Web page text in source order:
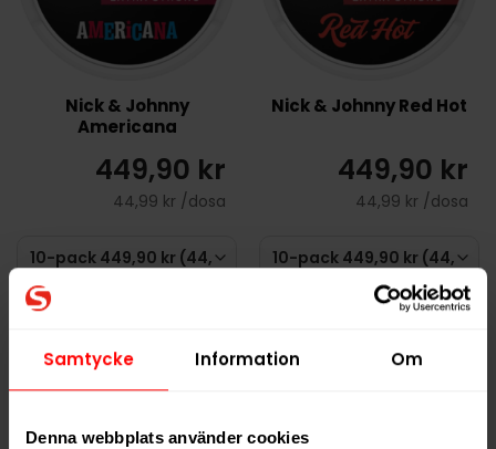
Samtycke Information Om
Denna webbplats använder cookies
Nick & Johnny
Americana
449,90 kr
44,99 kr /dosa
Nick & Johnny Red Hot
449,90 kr
44,99 kr /dosa
KÖP